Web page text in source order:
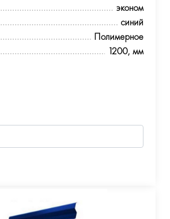
эконом
синий
Полимерное
1200, мм